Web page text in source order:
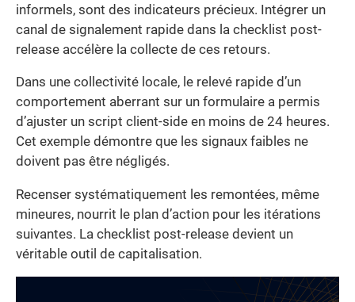
informels, sont des indicateurs précieux. Intégrer un
canal de signalement rapide dans la checklist post-
release accélère la collecte de ces retours.
Dans une collectivité locale, le relevé rapide d’un
comportement aberrant sur un formulaire a permis
d’ajuster un script client-side en moins de 24 heures.
Cet exemple démontre que les signaux faibles ne
doivent pas être négligés.
Recenser systématiquement les remontées, même
mineures, nourrit le plan d’action pour les itérations
suivantes. La checklist post-release devient un
véritable outil de capitalisation.